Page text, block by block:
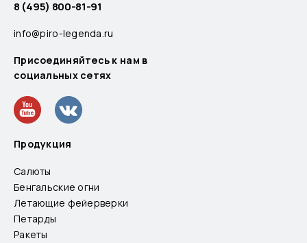
8 (495) 800-81-91
info@piro-legenda.ru
Присоединяйтесь к нам в
социальных сетях
Продукция
Салюты
Бенгальские огни
Летающие фейерверки
Петарды
Ракеты